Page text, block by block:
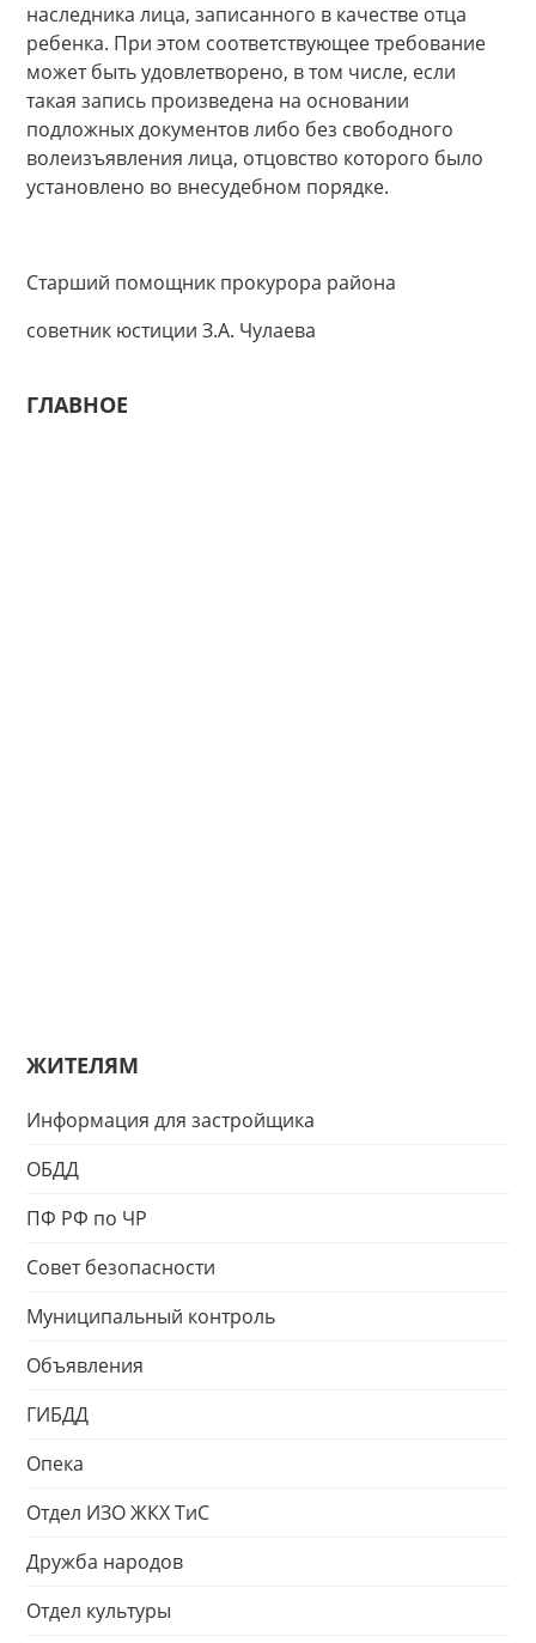
наследника лица, записанного в качестве отца
ребенка. При этом соответствующее требование
может быть удовлетворено, в том числе, если
такая запись произведена на основании
подложных документов либо без свободного
волеизъявления лица, отцовство которого было
установлено во внесудебном порядке.
Старший помощник прокурора района
советник юстиции З.А. Чулаева
ГЛАВНОЕ
ЖИТЕЛЯМ
Информация для застройщика
ОБДД
ПФ РФ по ЧР
Совет безопасности
Муниципальный контроль
Объявления
ГИБДД
Опека
Отдел ИЗО ЖКХ ТиС
Дружба народов
Отдел культуры